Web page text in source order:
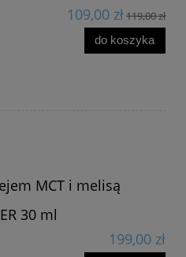
109,00 zł119,00 zł
do koszyka
MCT i melisą
30 ml
199,00 zł